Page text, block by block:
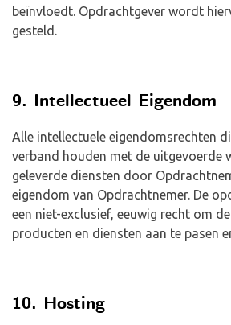
beïnvloedt. Opdrachtgever wordt
gesteld.
9. Intellectueel Eigendom
Alle intellectuele eigendomsrechten
verband houden met de uitgevoerde
geleverde diensten door
eigendom van Opdrachtnemer. De
een niet-exclusief, eeuwig recht om
producten en diensten aan te pasen
10. Hosting